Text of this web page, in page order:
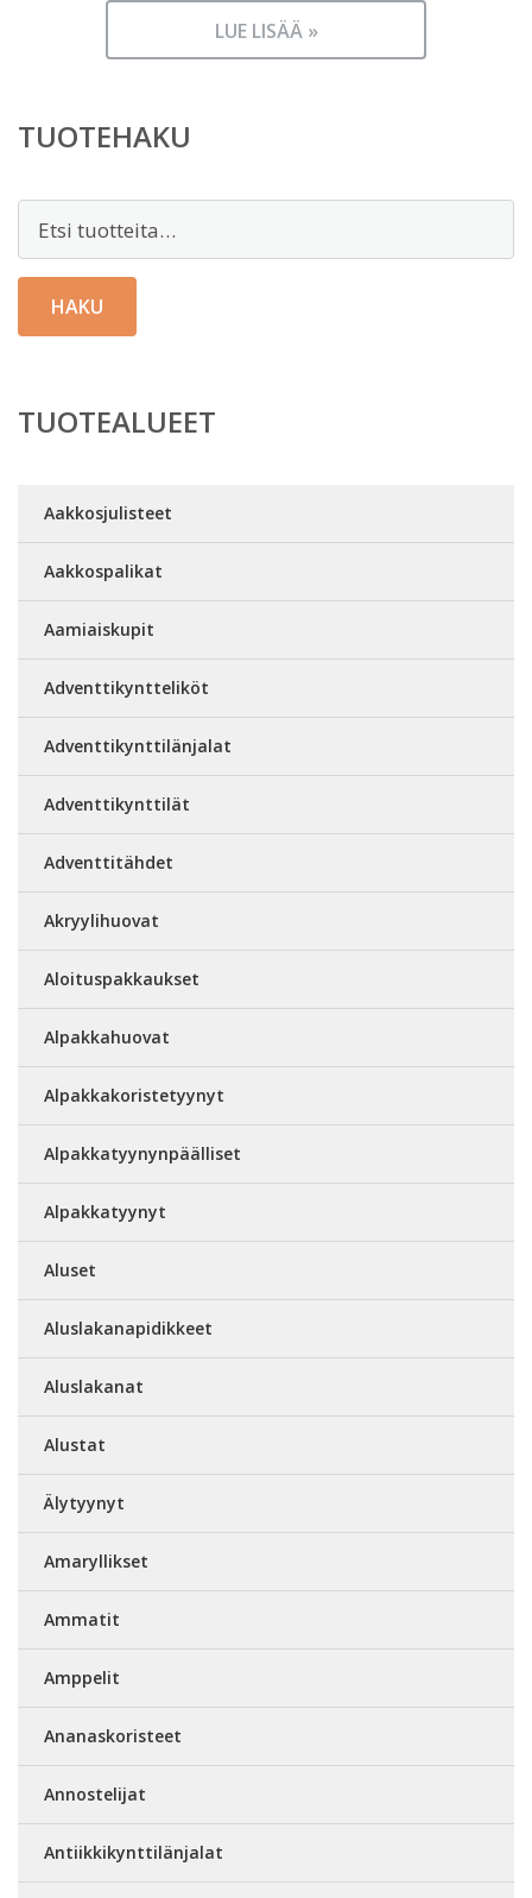
LUE LISÄÄ »
TUOTEHAKU
Etsi:
HAKU
TUOTEALUEET
Aakkosjulisteet
Aakkospalikat
Aamiaiskupit
Adventtikyntteliköt
Adventtikynttilänjalat
Adventtikynttilät
Adventtitähdet
Akryylihuovat
Aloituspakkaukset
Alpakkahuovat
Alpakkakoristetyynyt
Alpakkatyynynpäälliset
Alpakkatyynyt
Aluset
Aluslakanapidikkeet
Aluslakanat
Alustat
Älytyynyt
Amaryllikset
Ammatit
Amppelit
Ananaskoristeet
Annostelijat
Antiikkikynttilänjalat